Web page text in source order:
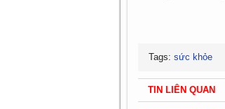
Tags: sức khỏe
TIN LIÊN QUAN